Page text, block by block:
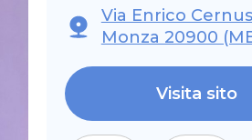
Via Enrico
Monza 20900
Visita sito